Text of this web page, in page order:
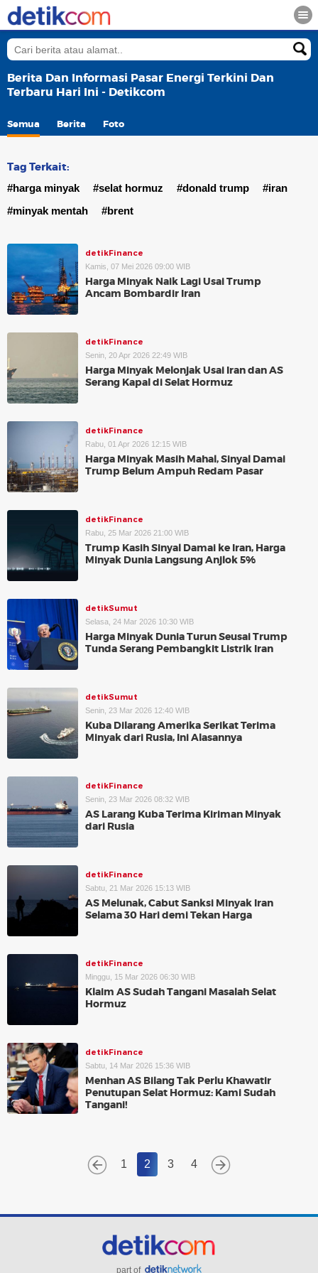
Berita Dan Informasi Pasar Energi Terkini Dan
Terbaru Hari Ini - Detikcom
Semua Berita Foto
Tag Terkait:
#harga minyak #selat hormuz #donald trump
#iran
#minyak mentah
#brent
detikFinance
Kamis, 07 Mei 2026 09:00 WIB
Harga Minyak Naik Lagi Usai Trump
Ancam Bombardir Iran
detikFinance
Senin, 20 Apr 2026 22:49 WIB
Harga Minyak Melonjak Usai Iran dan AS
Serang Kapal di Selat Hormuz
detikFinance
Rabu, 01 Apr 2026 12:15 WIB
Harga Minyak Masih Mahal, Sinyal Damai
Trump Belum Ampuh Redam Pasar
detikFinance
Rabu, 25 Mar 2026 21:00 WIB
Trump Kasih Sinyal Damai ke Iran, Harga
Minyak Dunia Langsung Anjlok 5%
detikSumut
Selasa, 24 Mar 2026 10:30 WIB
Harga Minyak Dunia Turun Seusai Trump
Tunda Serang Pembangkit Listrik Iran
detikSumut
Senin, 23 Mar 2026 12:40 WIB
Kuba Dilarang Amerika Serikat Terima
Minyak dari Rusia, Ini Alasannya
detikFinance
Senin, 23 Mar 2026 08:32 WIB
AS Larang Kuba Terima Kiriman Minyak
dari Rusia
detikFinance
Sabtu, 21 Mar 2026 15:13 WIB
AS Melunak, Cabut Sanksi Minyak Iran
Selama 30 Hari demi Tekan Harga
detikFinance
Minggu, 15 Mar 2026 06:30 WIB
Klaim AS Sudah Tangani Masalah Selat
Hormuz
detikFinance
Sabtu, 14 Mar 2026 15:36 WIB
Menhan AS Bilang Tak Perlu Khawatir
Penutupan Selat Hormuz: Kami Sudah
Tangani!
1 2 3 4
part of